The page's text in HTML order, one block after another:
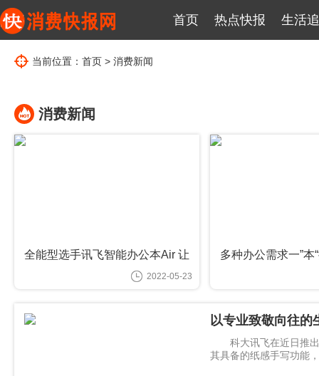
首页 热点快报 生活
当前位置： 首页 > 消费新闻
消费新闻
全能型选手讯飞智能办公本Air 让
2022-05-23
多种办公需求一”本
以专业致敬向往的
科大讯飞在近日推出
其具备的纸感手写功能